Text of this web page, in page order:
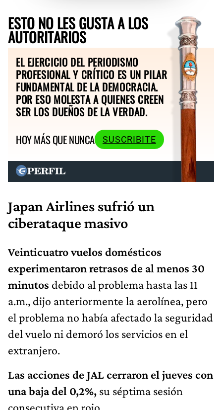
ESTO NO LES GUSTA A LOS
AUTORITARIOS
EL EJERCICIO DEL PERIODISMO
PROFESIONAL Y CRÍTICO ES UN PILAR
FUNDAMENTAL DE LA DEMOCRACIA.
POR ESO MOLESTA A QUIENES CREEN
SER LOS DUEÑOS DE LA VERDAD.
HOY MÁS QUE NUNCA
SUSCRIBITE
Japan Airlines sufrió un
ciberataque masivo
Veinticuatro vuelos domésticos
experimentaron retrasos de al menos 30
minutos debido al problema hasta las 11
a.m., dijo anteriormente la aerolínea, pero
el problema no había afectado la seguridad
del vuelo ni demoró los servicios en el
extranjero.
Las acciones de JAL cerraron el jueves con
una baja del 0,2%, su séptima sesión
consecutiva en rojo.